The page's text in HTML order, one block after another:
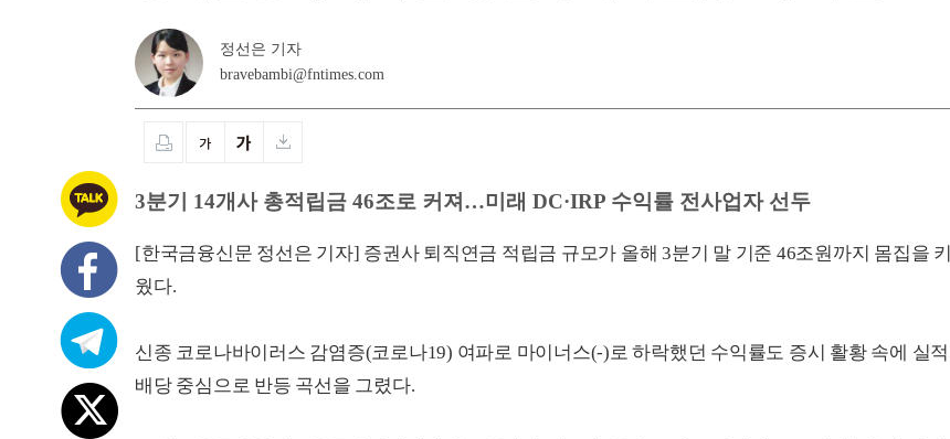
정선은 기자
bravebambi@fntimes.com
3분기 14개사 총적립금 46조로 커져…미래 DC·IRP 수익률 전사업자 선두
[한국금융신문 정선은 기자] 증권사 퇴직연금 적립금 규모가 올해 3분기 말 기준 46조원까지 몸집을 키
웠다.
신종 코로나바이러스 감염증(코로나19) 여파로 마이너스(-)로 하락했던 수익률도 증시 활황 속에 실적
배당 중심으로 반등 곡선을 그렸다.